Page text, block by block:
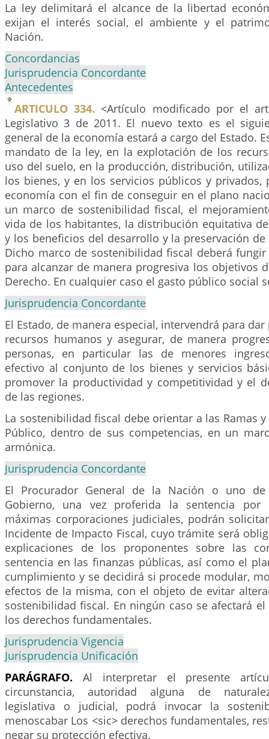
La ley delimitará el alcance de la libertad
exijan el interés social, el ambiente y el
Nación.
Concordancias
Jurisprudencia Concordante
Antecedentes
ARTICULO 334. <Artículo modificado por el
Legislativo 3 de 2011. El nuevo texto es el
general de la economía estará a cargo del Estado.
mandato de la ley, en la explotación de los
uso del suelo, en la producción, distribución,
los bienes, y en los servicios públicos y privados,
economía con el fin de conseguir en el plano
un marco de sostenibilidad fiscal, el
vida de los habitantes, la distribución equitativa
y los beneficios del desarrollo y la preservación
Dicho marco de sostenibilidad fiscal deberá
para alcanzar de manera progresiva los objetivos
Derecho. En cualquier caso el gasto público social
Jurisprudencia Concordante
El Estado, de manera especial, intervendrá para
recursos humanos y asegurar, de manera
personas, en particular las de menores
efectivo al conjunto de los bienes y servicios
promover la productividad y competitividad y el
de las regiones.
La sostenibilidad fiscal debe orientar a las Ramas
Público, dentro de sus competencias, en un
armónica.
Jurisprudencia Concordante
El Procurador General de la Nación o uno
Gobierno, una vez proferida la sentencia por
máximas corporaciones judiciales, podrán
Incidente de Impacto Fiscal, cuyo trámite será
explicaciones de los proponentes sobre las
sentencia en las finanzas públicas, así como el
cumplimiento y se decidirá si procede modular,
efectos de la misma, con el objeto de evitar
sostenibilidad fiscal. En ningún caso se afectará
los derechos fundamentales.
Jurisprudencia Vigencia
Jurisprudencia Unificación
PARÁGRAFO. Al interpretar el presente
circunstancia, autoridad alguna de
legislativa o judicial, podrá invocar la
menoscabar Los <sic> derechos fundamentales,
negar su protección efectiva.